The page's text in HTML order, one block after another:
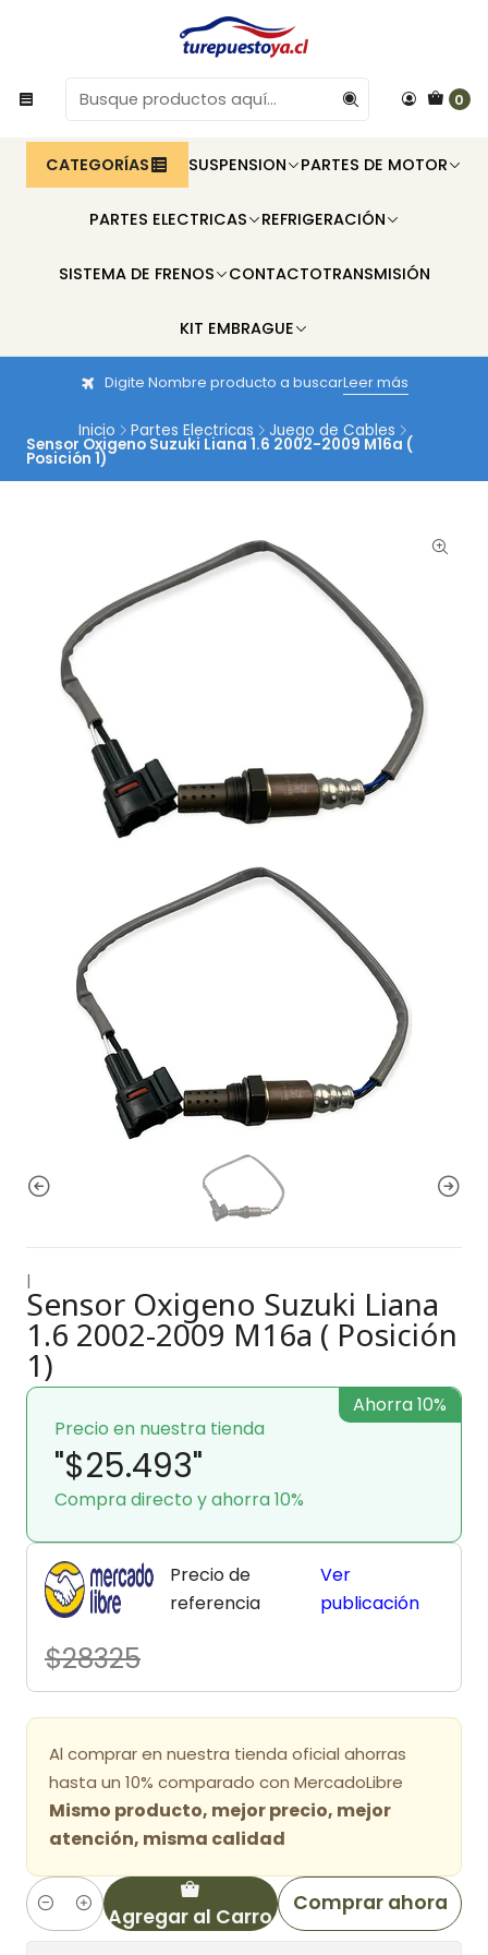
0
CATEGORÍAS SUSPENSION PARTES DE MOTOR
PARTES ELECTRICAS REFRIGERACIÓN
SISTEMA DE FRENOS CONTACTOTRANSMISIÓN
KIT EMBRAGUE
Digite Nombre producto a buscarLeer más
Inicio Partes Electricas Juego de Cables
Sensor Oxigeno Suzuki Liana 1.6 2002-2009 M16a (
Posición 1)
|
Sensor Oxigeno Suzuki Liana
1.6 2002-2009 M16a ( Posición
1)
Precio en nuestra tienda
"$25.493"
Compra directo y ahorra 10%
Ahorra 10%
Precio de
referencia
$28325
Ver
publicación
Al comprar en nuestra tienda oficial ahorras
hasta un 10% comparado con MercadoLibre
Mismo producto, mejor precio, mejor
atención, misma calidad
Cantidad Agregar al Carro
Comprar ahora